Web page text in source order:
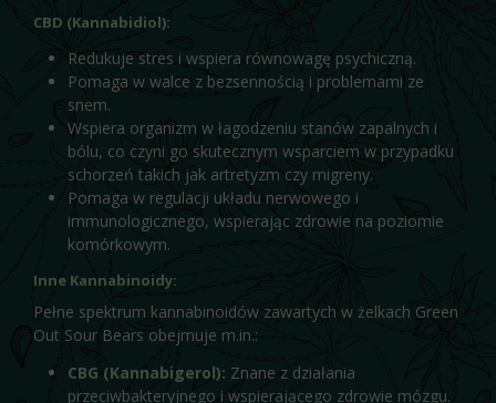
CBD (Kannabidiol):
Redukuje stres i wspiera równowagę psychiczną.
Pomaga w walce z bezsennością i problemami ze
snem.
Wspiera organizm w łagodzeniu stanów zapalnych i
bólu, co czyni go skutecznym wsparciem w przypadku
schorzeń takich jak artretyzm czy migreny.
Pomaga w regulacji układu nerwowego i
immunologicznego, wspierając zdrowie na poziomie
komórkowym.
Inne Kannabinoidy:
Pełne spektrum kannabinoidów zawartych w żelkach Green
Out Sour Bears obejmuje m.in.:
CBG (Kannabigerol): Znane z działania
przeciwbakteryjnego i wspierającego zdrowie mózgu.